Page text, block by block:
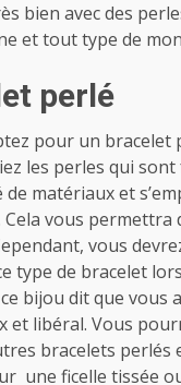
bien avec des
et tout type de
perlé
pour un bracelet
les perles qui
matériaux et
vous permettra
vous
type de bracelet
bijou dit que vous
et libéral. Vous
bracelets
une ficelle tissée